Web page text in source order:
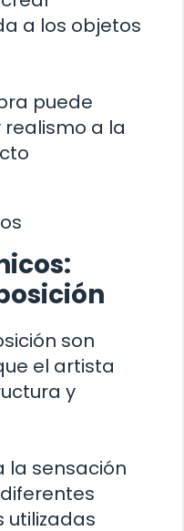
a los objetos
puede
a la
son
el artista
y
la sensación
utilizadas